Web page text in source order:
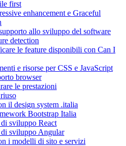
first
enhancement e Graceful
allo sviluppo del software
detection
le feature disponibili con Can I
e risorse per CSS e JavaScript
browser
le prestazioni
il design system .italia
Bootstrap Italia
sviluppo React
sviluppo Angular
i modelli di sito e servizi